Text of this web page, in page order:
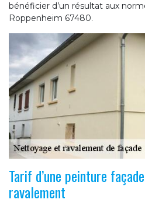
bénéficier d’un résultat aux
Roppenheim 67480.
Tarif d’une peinture
ravalement